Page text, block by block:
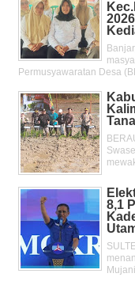
Permusyawaratan Desa
8,1